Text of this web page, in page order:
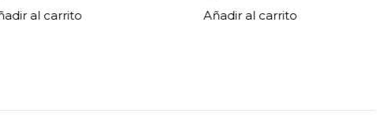
al carrito
Añadir al carrito